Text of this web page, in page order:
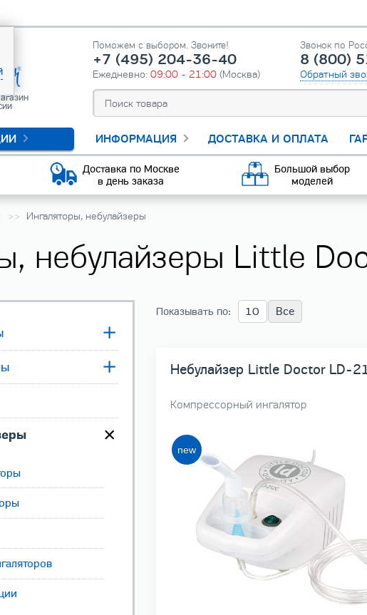
Поможем с выбором. Звоните!
+7 (495) 204-36-40
Ежедневно:09:00 - 21:00 (Москва)
Звонок по
8 (800)
Обратный
ИНФОРМАЦИЯ ДОСТАВКА И ОПЛАТА
Доставка по Москве
в день заказа
Большой выбор
моделей
Ингаляторы, небулайзеры
небулайзеры Little
Показывать по: 10 Все
Небулайзер Little Doctor LD-
Компрессорный ингалятор